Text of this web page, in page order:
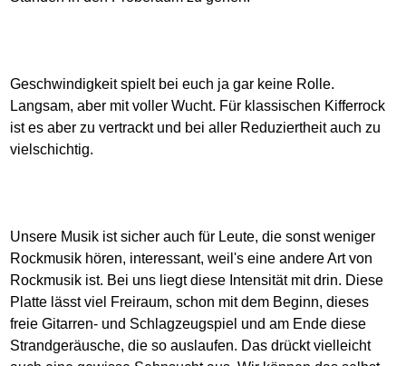
Geschwindigkeit spielt bei euch ja gar keine Rolle.
Langsam, aber mit voller Wucht. Für klassischen Kifferrock
ist es aber zu vertrackt und bei aller Reduziertheit auch zu
vielschichtig.
Unsere Musik ist sicher auch für Leute, die sonst weniger
Rockmusik hören, interessant, weil's eine andere Art von
Rockmusik ist. Bei uns liegt diese Intensität mit drin. Diese
Platte lässt viel Freiraum, schon mit dem Beginn, dieses
freie Gitarren- und Schlagzeugspiel und am Ende diese
Strandgeräusche, die so auslaufen. Das drückt vielleicht